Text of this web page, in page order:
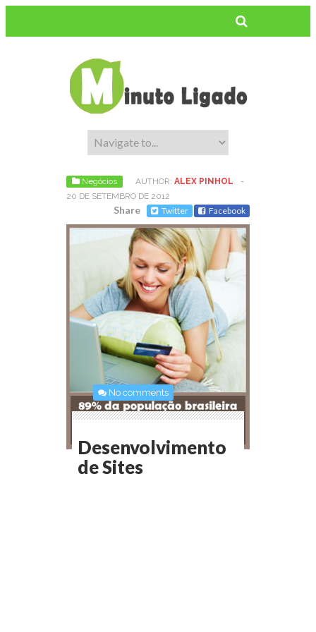
Negócios AUTHOR: ALEX PINHOL
-
20 DE SETEMBRO DE 2012
Share Twitter Facebook
No comments
Desenvolvimento
de Sites